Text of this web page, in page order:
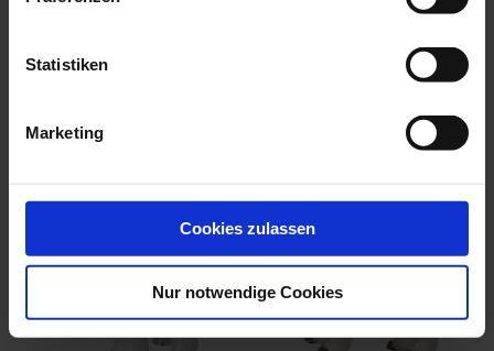
Statistiken
Marketing
Cookies zulassen
Nur notwendige Cookies
we think you’ll like these